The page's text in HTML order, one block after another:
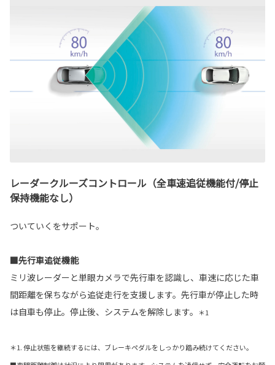
レーダークルーズコントロール（全車速追従機能付/停止
保持機能なし）
ついていくをサポート。
■先行車追従機能
ミリ波レーダーと単眼カメラで先行車を認識し、車速に応じた車
間距離を保ちながら追従走行を支援します。先行車が停止した時
は自車も停止。停止後、システムを解除します。
＊1
＊1. 停止状態を継続するには、ブレーキペダルをしっかり踏み続けてください。